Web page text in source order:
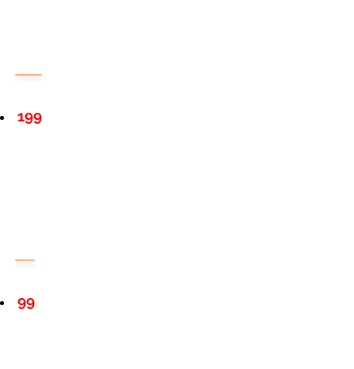
199
99